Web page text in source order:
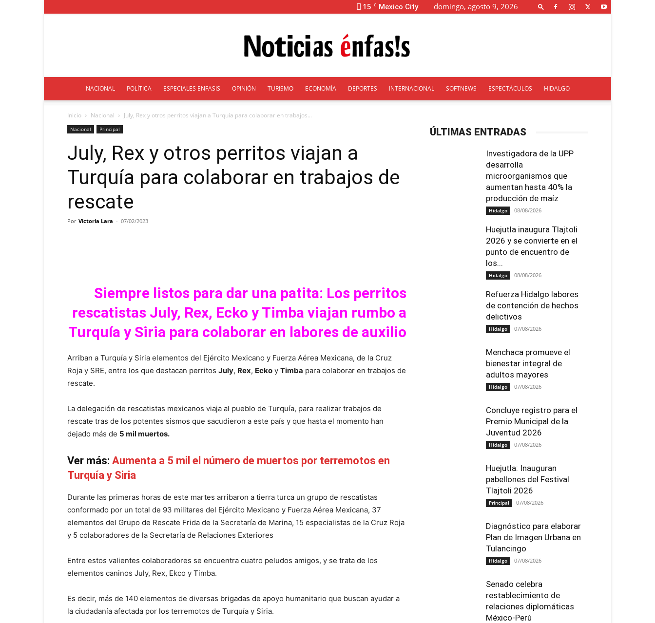
15 C Mexico City domingo, agosto 9, 2026
Énfasis
NACIONAL POLÍTICA ESPECIALES ENFASIS OPINIÓN TURISMO ECONOMÍA DEPORTES INTERNACIONAL SOFTNEWS ESPECTÁCULOS HIDALGO
Inicio Nacional July, Rex y otros perritos viajan a Turquía para colaborar en trabajos...
Nacional Principal
July, Rex y otros perritos viajan a
Turquía para colaborar en trabajos de
rescate
Por Victoria Lara - 07/02/2023
Siempre listos para dar una patita: Los perritos
rescatistas July, Rex, Ecko y Timba viajan rumbo a
Turquía y Siria para colaborar en labores de auxilio
Arriban a Turquía y Siria elementos del Ejército Mexicano y Fuerza Aérea Mexicana, de la Cruz
Roja y SRE, entre los que destacan perritos July, Rex, Ecko y Timba para colaborar en trabajos de
rescate.
La delegación de rescatistas mexicanos viaja al pueblo de Turquía, para realizar trabajos de
rescate tras de los potentes sismos que sacudieron a este país y que hasta el momento han
dejado más de 5 mil muertos.
Ver más: Aumenta a 5 mil el número de muertos por terremotos en
Turquía y Siria
Durante las primeras horas de este martes arribaron a tierra turca un grupo de rescatistas
conformado por un total de 93 militares del Ejército Mexicano y Fuerza Aérea Mexicana, 37
elementos del Grupo de Rescate Frida de la Secretaría de Marina, 15 especialistas de la Cruz Roja
y 5 colaboradores de la Secretaría de Relaciones Exteriores
Entre estos valientes colaboradores se encuentra cuatro peludos amigos, y se trata de los
elementos caninos July, Rex, Ekco y Timba.
Es decir, más de 140 elementos de diversas brigadas de apoyo humanitario que buscan ayudar a
la ciudadanía afectada por los terremotos de Turquía y Siria.
ÚLTIMAS ENTRADAS
Investigadora de la UPP
desarrolla
microorganismos que
aumentan hasta 40% la
producción de maíz
Hidalgo 08/08/2026
Huejutla inaugura Tlajtoli
2026 y se convierte en el
punto de encuentro de
los...
Hidalgo 08/08/2026
Refuerza Hidalgo labores
de contención de hechos
delictivos
Hidalgo 07/08/2026
Menchaca promueve el
bienestar integral de
adultos mayores
Hidalgo 07/08/2026
Concluye registro para el
Premio Municipal de la
Juventud 2026
Hidalgo 07/08/2026
Huejutla: Inauguran
pabellones del Festival
Tlajtoli 2026
Principal 07/08/2026
Diagnóstico para elaborar
Plan de Imagen Urbana en
Tulancingo
Hidalgo 07/08/2026
Senado celebra
restablecimiento de
relaciones diplomáticas
México-Perú